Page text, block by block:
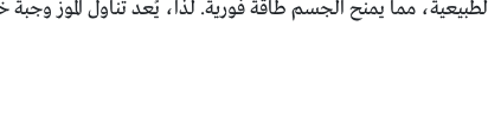
مما يمنح الجسم طاقة فورية. لذا، يُعد تناول الموز